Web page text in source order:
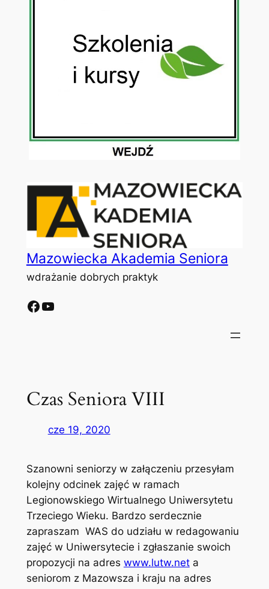
Mazowiecka Akademia Seniora
wdrażanie dobrych praktyk
Facebook
YouTube
Czas Seniora VIII
cze 19, 2020
Szanowni seniorzy w załączeniu przesyłam
kolejny odcinek zajęć w ramach
Legionowskiego Wirtualnego Uniwersytetu
Trzeciego Wieku. Bardzo serdecznie
zapraszam WAS do udziału w redagowaniu
zajęć w Uniwersytecie i zgłaszanie swoich
propozycji na adres www.lutw.neta
seniorom z Mazowsza i kraju na adres